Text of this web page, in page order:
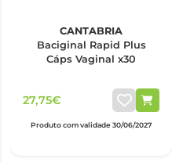
CANTABRIA
Baciginal Rapid Plus
Cáps Vaginal x30
27,75€
Produto com validade 30/06/2027